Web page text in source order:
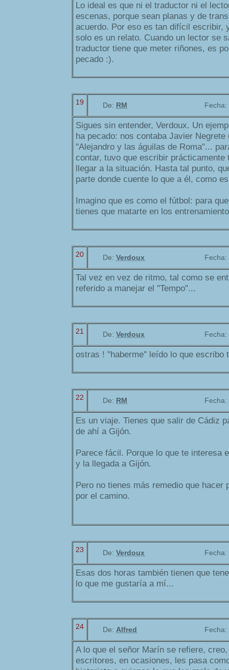
Lo ideal es que ni el traductor ni el
escenas, porque sean planas y de
acuerdo. Por eso es tan difícil escribir,
solo es un relato. Cuando un lector se
traductor tiene que meter riñones, es
pecado :).
19 De: RM Fecha:
Sigues sin entender, Verdoux. Un
ha pecado: nos contaba Javier
"Alejandro y las águilas de Roma"...
contar, tuvo que escribir prácticamente
llegar a la situación. Hasta tal punto,
parte donde cuente lo que a él, como
Imagino que es como el fútbol: para
tienes que matarte en los
20 De: Verdoux Fecha:
Tal vez en vez de ritmo, tal como se
referido a manejar el "Tempo"...
21 De: Verdoux Fecha:
ostras ! "haberme" leído lo que escribo
22 De: RM Fecha:
Es un viaje. Tienes que salir de Cádiz
de ahí a Gijón.
Parece fácil. Porque lo que te interesa
y la llegada a Gijón.
Pero no tienes más remedio que hacer
por el camino.
23 De: Verdoux Fecha:
Esas dos horas también tienen que
lo que me gustaría a mí...
24 De: Alfred Fecha:
A lo que el señor Marín se refiere,
escritores, en ocasiones, les pasa